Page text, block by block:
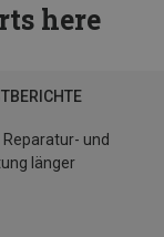
here
und
länger